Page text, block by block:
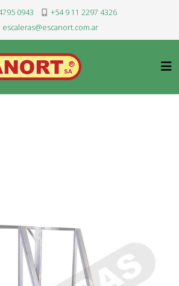
0943
+54 9 11 2297 4326
escaleras@escanort.com.ar